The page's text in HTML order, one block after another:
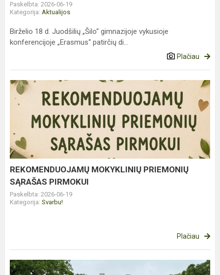
Paskelbta: 2026-06-19
Kategorija: Aktualijos
Birželio 18 d. Juodšilių „Šilo“ gimnazijoje vykusioje
konferencijoje „Erasmus“ patirčių di...
Plačiau
REKOMENDUOJAMŲ
MOKYKLINIŲ
PRIEMONIŲ
SĄRAŠAS
PIRMOKUI
REKOMENDUOJAMŲ MOKYKLINIŲ PRIEMONIŲ
SĄRAŠAS PIRMOKUI
Paskelbta: 2026-06-19
Kategorija: Svarbu!
Plačiau
KELIONĖ,